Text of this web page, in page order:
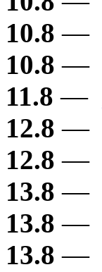
10.8 —
10.8 —
11.8 —
12.8 —
12.8 —
13.8 —
13.8 —
13.8 —